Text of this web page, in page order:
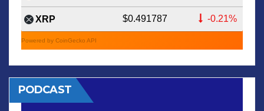
XRP $0.491787 -0.21%
Powered by CoinGecko API
PODCAST